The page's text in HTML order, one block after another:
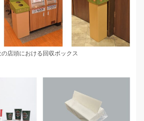
の店頭における回収ボックス